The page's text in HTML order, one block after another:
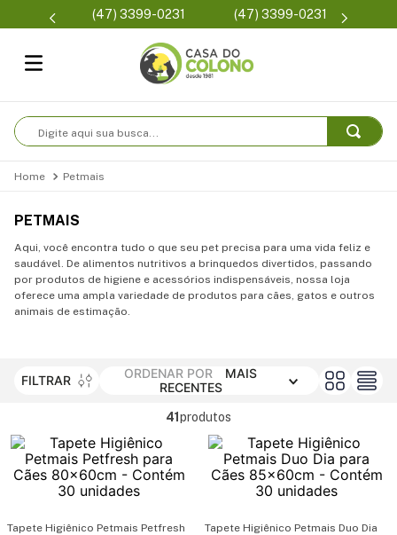
(47) 3399-0231 (47) 3399-0231
Digite aqui sua busca...
Petmais
PETMAIS
Aqui, você encontra tudo o que seu pet precisa para uma vida feliz e
saudável. De alimentos nutritivos a brinquedos divertidos, passando
por produtos de higiene e acessórios indispensáveis, nossa loja
oferece uma ampla variedade de produtos para cães, gatos e outros
animais de estimação.
FILTRAR ORDENAR POR
MAIS
RECENTES
41produtos
Tapete Higiênico Petmais Petfresh
Tapete Higiênico Petmais Duo Dia